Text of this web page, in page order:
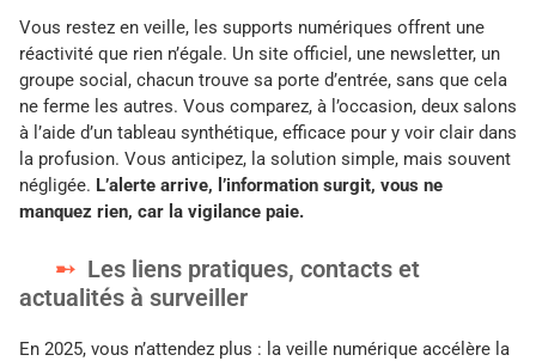
Vous restez en veille, les supports numériques offrent une
réactivité que rien n’égale. Un site officiel, une newsletter, un
groupe social, chacun trouve sa porte d’entrée, sans que cela
ne ferme les autres. Vous comparez, à l’occasion, deux salons
à l’aide d’un tableau synthétique, efficace pour y voir clair dans
la profusion. Vous anticipez, la solution simple, mais souvent
négligée. L’alerte arrive, l’information surgit, vous ne
manquez rien, car la vigilance paie.
Les liens pratiques, contacts et
actualités à surveiller
En 2025, vous n’attendez plus : la veille numérique accélère la